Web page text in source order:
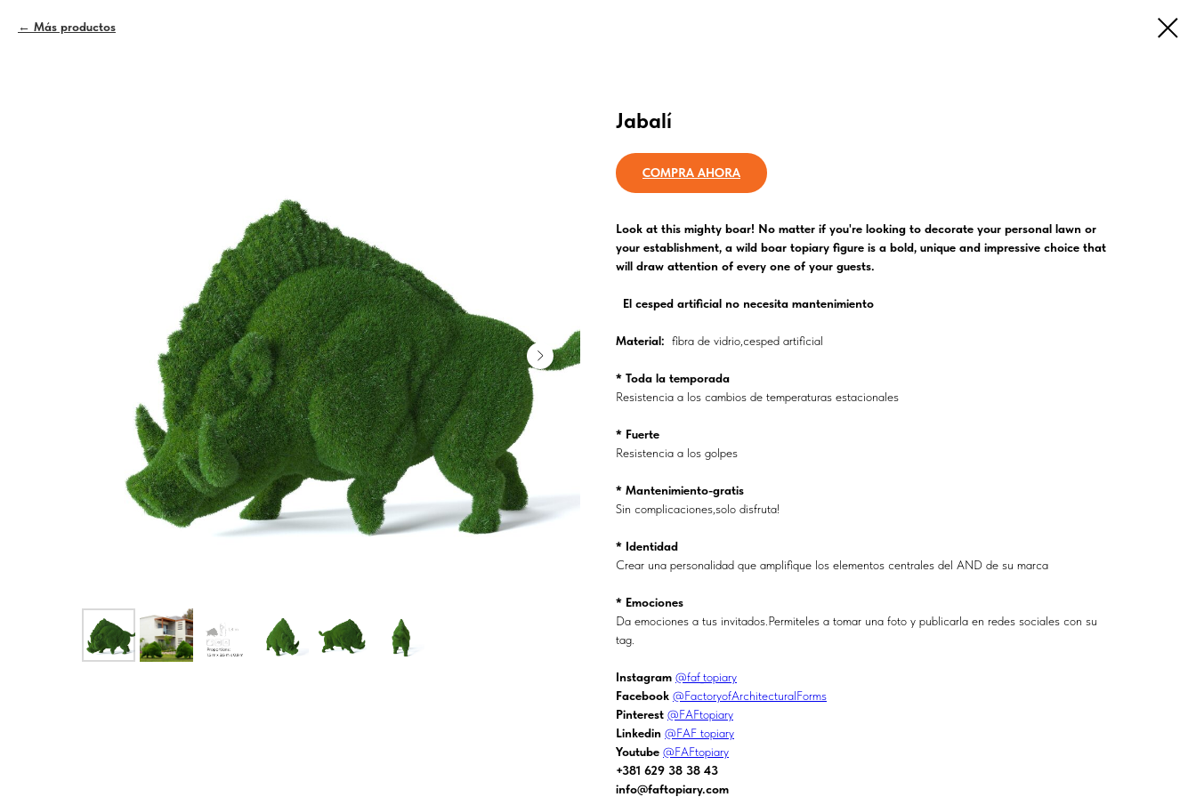
Más productos
Jabalí
COMPRA AHORA
Look at this mighty boar! No matter if you're looking to decorate your personal lawn or
your establishment, a wild boar topiary figure is a bold, unique and impressive choice that
will draw attention of every one of your guests.
El cesped artificial no necesita mantenimiento
Material: fibra de vidrio,cesped artificial
* Toda la temporada
Resistencia a los cambios de temperaturas estacionales
* Fuerte
Resistencia a los golpes
* Mantenimiento-gratis
Sin complicaciones,solo disfruta!
* Identidad
Crear una personalidad que amplifique los elementos centrales del AND de su marca
* Emociones
Da emociones a tus invitados.Permiteles a tomar una foto y publicarla en redes sociales con su
tag.
Instagram @faf_topiary
Facebook @FactoryofArchitecturalForms
Pinterest @FAFtopiary
Linkedin @FAF topiary
Youtube @FAFtopiary
+381 629 38 38 43
info@faftopiary.com